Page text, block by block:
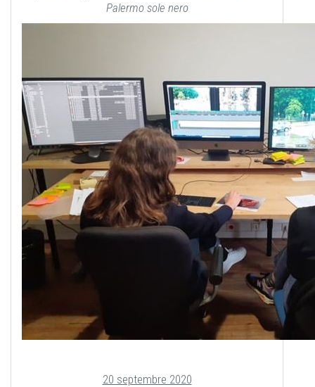
Palermo sole nero
20 septembre 2020